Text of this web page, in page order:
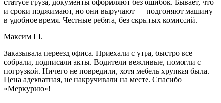
статусе груза, документы оформляют без ошибок. Бывает, что
и сроки поджимают, но они выручают — подгоняют машину
в удобное время. Честные ребята, без скрытых комиссий.
Максим Ш.
Заказывала переезд офиса. Приехали с утра, быстро все
собрали, подписали акты. Водители вежливые, помогли с
погрузкой. Ничего не повредили, хотя мебель хрупкая была.
Цена адекватная, не накручивали на месте. Спасибо
«Меркурию»!